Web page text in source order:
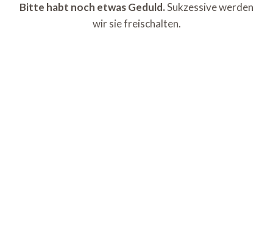
Bitte habt noch etwas Geduld.Sukzessive werden
wir sie freischalten.